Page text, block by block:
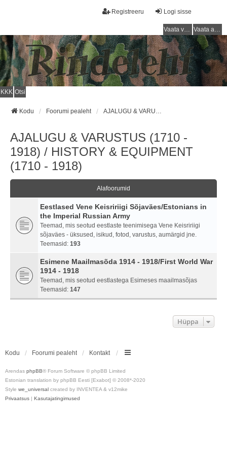
Logi sisse
Registreeru
Vaata vastamata teemasi Vaata aktiivseid teemasid
KKK Otsi
Kodu Foorumi pealeht AJALUGU & VARUSTUS (1710 - 1918) / HISTORY & EQUIPMENT (1710 - 1918)
AJALUGU & VARUSTUS (1710 -
1918) / HISTORY & EQUIPMENT
(1710 - 1918)
Alafoorumid
Eestlased Vene Keisririigi Sõjaväes/Estonians in
the Imperial Russian Army
Teemad, mis seotud eestlaste teenimisega Vene Keisririigi
sõjaväes - üksused, isikud, fotod, varustus, aumärgid jne.
Teemasid: 193
Esimene Maailmasõda 1914 - 1918/First World War
1914 - 1918
Teemad, mis seotud eestlastega Esimeses maailmasõjas
Teemasid: 147
Hüppa
Kodu Foorumi pealeht Kontakt
Arendas phpBB® Forum Software © phpBB Limited
Estonian translation by phpBB Eesti [Exabot] © 2008*-2020
Style we_universal created by INVENTEA & v12mike
Privaatsus | Kasutajatingimused